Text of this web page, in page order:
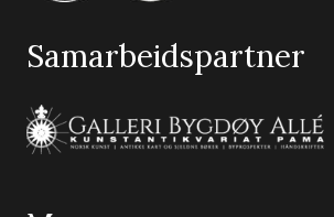
Samarbeidspartner